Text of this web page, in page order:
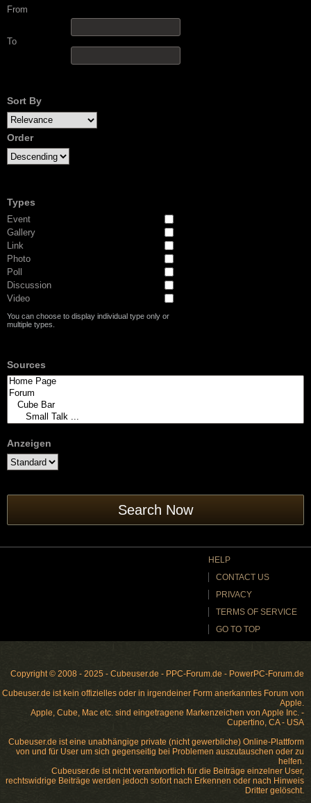
From
To
Sort By
Order
Types
Event
Gallery
Link
Photo
Poll
Discussion
Video
You can choose to display individual type only or
multiple types.
Sources
Anzeigen
Search Now
HELP
CONTACT US
PRIVACY
TERMS OF SERVICE
GO TO TOP
Copyright © 2008 - 2025 - Cubeuser.de - PPC-Forum.de - PowerPC-Forum.de
Cubeuser.de ist kein offizielles oder in irgendeiner Form anerkanntes Forum von
Apple.
Apple, Cube, Mac etc. sind eingetragene Markenzeichen von Apple Inc. -
Cupertino, CA - USA
Cubeuser.de ist eine unabhängige private (nicht gewerbliche) Online-Plattform
von und für User um sich gegenseitig bei Problemen auszutauschen oder zu
helfen.
Cubeuser.de ist nicht verantwortlich für die Beiträge einzelner User,
rechtswidrige Beiträge werden jedoch sofort nach Erkennen oder nach Hinweis
Dritter gelöscht.